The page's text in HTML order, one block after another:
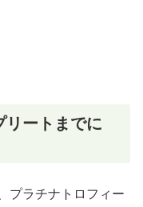
リートまでに
プラチナトロフィー